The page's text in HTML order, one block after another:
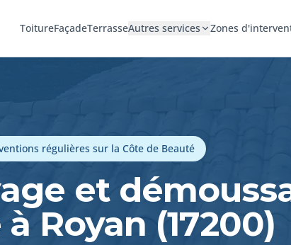
ToitureFaçadeTerrasseAutres services Zones
régulières sur la Côte de Beauté
et
Royan (17200)